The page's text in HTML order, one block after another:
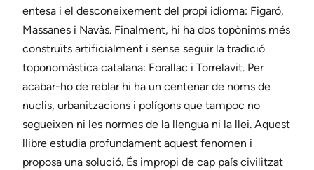
entesa i el desconeixement del propi idioma: Figaró,
Massanes i Navàs. Finalment, hi ha dos topònims més
construïts artificialment i sense seguir la tradició
toponomàstica catalana: Forallac i Torrelavit. Per
acabar-ho de reblar hi ha un centenar de noms de
nuclis, urbanitzacions i polígons que tampoc no
segueixen ni les normes de la llengua ni la llei. Aquest
llibre estudia profundament aquest fenomen i
proposa una solució. És impropi de cap país civilitzat